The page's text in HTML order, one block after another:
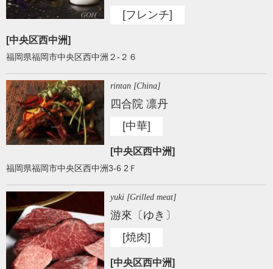
[フレンチ]
[中央区西中洲]
福岡県福岡市中央区西中洲２-２６
rintan [China]
四合院 凛丹
[中華]
[中央区西中洲]
福岡県福岡市中央区西中洲3-6 2Ｆ
yuki [Grilled meat]
游來〔ゆき〕
[焼肉]
[中央区西中洲]